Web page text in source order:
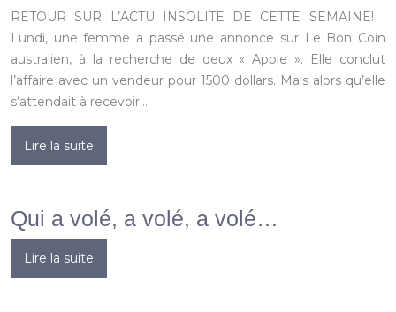
RETOUR SUR L’ACTU INSOLITE DE CETTE SEMAINE!
Lundi, une femme a passé une annonce sur Le Bon Coin
australien, à la recherche de deux « Apple ». Elle conclut
l’affaire avec un vendeur pour 1500 dollars. Mais alors qu’elle
s’attendait à recevoir…
Lire la suite
Qui a volé, a volé, a volé…
Lire la suite